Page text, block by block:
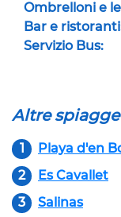
Ombrelloni e
Bar e
Servizio Bus:
Altre
1
Playa d'en
2
Es Cavallet
3
Salinas